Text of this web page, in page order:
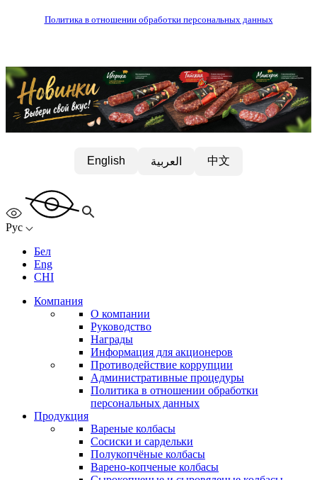
Политика в отношении обработки персональных данных
English العربية 中文
Рус
Бел
Eng
CHI
Компания
О компании
Руководство
Награды
Информация для акционеров
Противодействие коррупции
Административные процедуры
Политика в отношении обработки
персональных данных
Продукция
Вареные колбасы
Сосиски и сардельки
Полукопчёные колбасы
Варено-копченые колбасы